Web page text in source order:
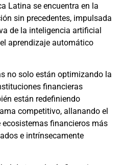
Latina se encuentra en la
sin precedentes, impulsada
de la inteligencia artificial
aprendizaje automático
no solo están optimizando la
financieras
están redefiniendo
competitivo, allanando el
financieros más
e intrínsecamente